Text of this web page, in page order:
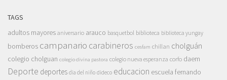
TAGS
adultos mayores aniversario arauco basquetbol biblioteca biblioteca yungay
bomberos campanario carabineros cesfam chillan cholguán
colegio cholguan colegio divina pastora colegio nueva esperanza corfo daem
Deporte deportes dia del niño dideco educacion escuela fernando